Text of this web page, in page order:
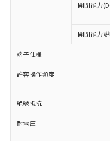
開閉能力
開閉能力
端子仕様
許容操作頻度
絶縁抵抗
耐電圧
本サービスは
商品の当社在
(税抜)を提供
当社制御機器
ことをご了承
在庫状況およ
記載している
タに基づき作
覧された時点
準価格とは異
調査・確認中：EU
非含有の対応状況
非該当品：ライセ
害物質有無と関係
仕入先様の事情に
いたものが、含有
むを得ず変更する
*EU RoHS指令（10物質）：
鉛(Pb) 1000ppm以下、
六価クロム(Cr(Ⅵ))
類(PBB) 1000ppm以下
「○」：最大均質
基準値以下である
「×」：最大均質
基準値を超えてい
「－」：未確認で
*中国RoHS10物質の基準
Pb(鉛) :1000ppm、 Hg(
Cr(Ⅵ)(六価クロム) :
当社は、これ
為替および外
または国外へ
国政府の輸出
可)を取得す